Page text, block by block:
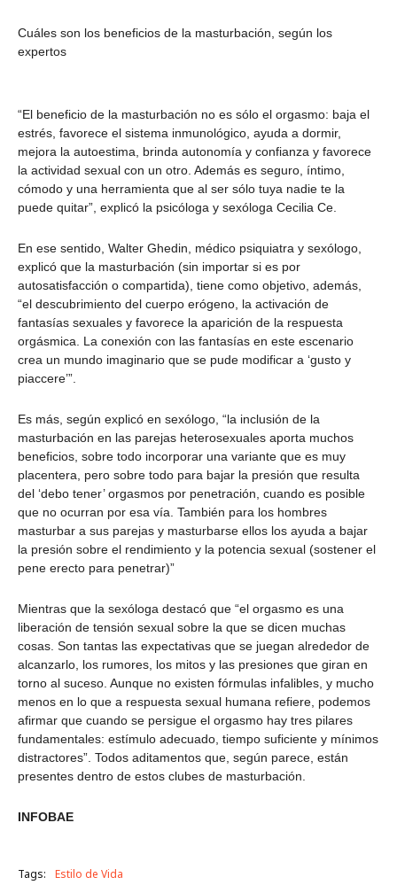
Cuáles son los beneficios de la masturbación, según los
expertos
“El beneficio de la masturbación no es sólo el orgasmo: baja el
estrés, favorece el sistema inmunológico, ayuda a dormir,
mejora la autoestima, brinda autonomía y confianza y favorece
la actividad sexual con un otro. Además es seguro, íntimo,
cómodo y una herramienta que al ser sólo tuya nadie te la
puede quitar”, explicó la psicóloga y sexóloga Cecilia Ce.
En ese sentido, Walter Ghedin, médico psiquiatra y sexólogo,
explicó que la masturbación (sin importar si es por
autosatisfacción o compartida), tiene como objetivo, además,
“el descubrimiento del cuerpo erógeno, la activación de
fantasías sexuales y favorece la aparición de la respuesta
orgásmica. La conexión con las fantasías en este escenario
crea un mundo imaginario que se pude modificar a ‘gusto y
piaccere’”.
Es más, según explicó en sexólogo, “la inclusión de la
masturbación en las parejas heterosexuales aporta muchos
beneficios, sobre todo incorporar una variante que es muy
placentera, pero sobre todo para bajar la presión que resulta
del ‘debo tener’ orgasmos por penetración, cuando es posible
que no ocurran por esa vía. También para los hombres
masturbar a sus parejas y masturbarse ellos los ayuda a bajar
la presión sobre el rendimiento y la potencia sexual (sostener el
pene erecto para penetrar)”
Mientras que la sexóloga destacó que “el orgasmo es una
liberación de tensión sexual sobre la que se dicen muchas
cosas. Son tantas las expectativas que se juegan alrededor de
alcanzarlo, los rumores, los mitos y las presiones que giran en
torno al suceso. Aunque no existen fórmulas infalibles, y mucho
menos en lo que a respuesta sexual humana refiere, podemos
afirmar que cuando se persigue el orgasmo hay tres pilares
fundamentales: estímulo adecuado, tiempo suficiente y mínimos
distractores”. Todos aditamentos que, según parece, están
presentes dentro de estos clubes de masturbación.
INFOBAE
Tags: Estilo de Vida